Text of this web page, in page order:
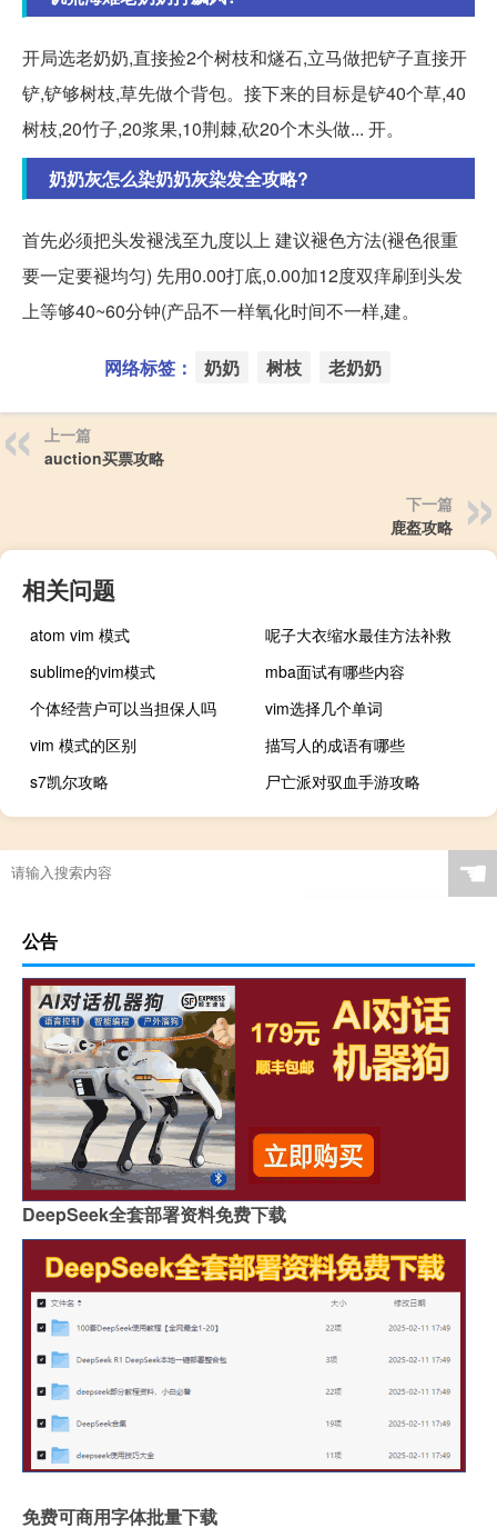
开局选老奶奶,直接捡2个树枝和燧石,立马做把铲子直接开
铲,铲够树枝,草先做个背包。接下来的目标是铲40个草,40
树枝,20竹子,20浆果,10荆棘,砍20个木头做... 开。
奶奶灰怎么染奶奶灰染发全攻略?
首先必须把头发褪浅至九度以上 建议褪色方法(褪色很重
要一定要褪均匀) 先用0.00打底,0.00加12度双痒刷到头发
上等够40~60分钟(产品不一样氧化时间不一样,建。
网络标签： 奶奶 树枝 老奶奶
上一篇
auction买票攻略
下一篇
鹿盔攻略
相关问题
atom vim 模式
呢子大衣缩水最佳方法补救
sublime的vim模式
mba面试有哪些内容
个体经营户可以当担保人吗
vim选择几个单词
vim 模式的区别
描写人的成语有哪些
s7凯尔攻略
尸亡派对驭血手游攻略
☚
公告
DeepSeek全套部署资料免费下载
免费可商用字体批量下载